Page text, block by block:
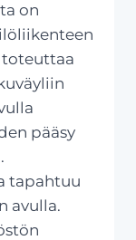
on
toteuttaa
pääsy
tapahtuu
avulla.